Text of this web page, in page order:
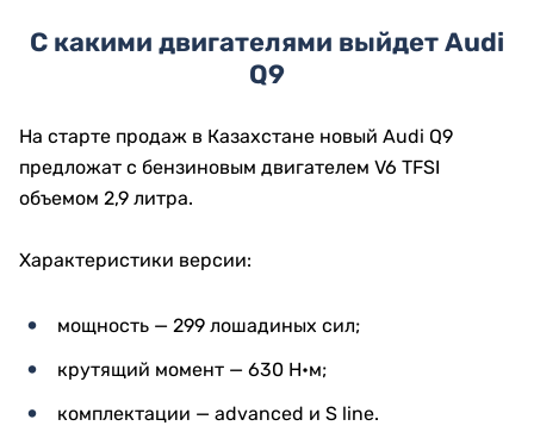
С какими двигателями выйдет Audi
Q9
На старте продаж в Казахстане новый Audi Q9
предложат с бензиновым двигателем V6 TFSI
объемом 2,9 литра.
Характеристики версии:
мощность — 299 лошадиных сил;
крутящий момент — 630 Н•м;
комплектации — advanced и S line.